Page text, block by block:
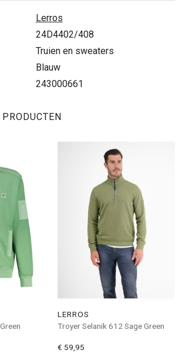
Lerros
24D4402/408
Truien en sweaters
Blauw
243000661
LERROS
Troyer Selanik 612 Sage Green
€ 59,95